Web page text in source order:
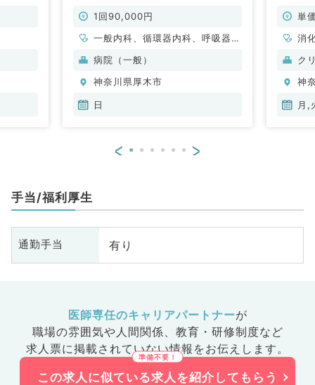
1回90,000円
一般内科、循環器内科、呼吸器内
科、消化器内科、内分泌・代謝内
病院（一般）
神奈川県厚木市
日
／非常
単
消
ク
神
月,
< >
手当/福利厚生
通勤手当 有り
医師専任のキャリアパートナーが
職場の雰囲気や人間関係、 教育・研修制度など
求人票に掲載されていない情報をお伝えします。
この求人に似ている求人を紹介してもらう